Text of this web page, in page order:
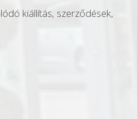
kiállítás, szerződések,